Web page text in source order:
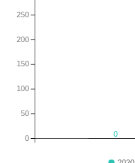
0
0
50
100
150
200
250